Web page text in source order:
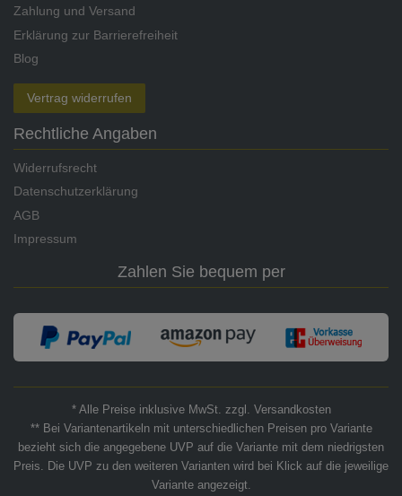
Zahlung und Versand
Erklärung zur Barrierefreiheit
Blog
Vertrag widerrufen
Rechtliche Angaben
Widerrufsrecht
Datenschutzerklärung
AGB
Impressum
Zahlen Sie bequem per
* Alle Preise inklusive MwSt. zzgl. Versandkosten
** Bei Variantenartikeln mit unterschiedlichen Preisen pro Variante
bezieht sich die angegebene UVP auf die Variante mit dem niedrigsten
Preis. Die UVP zu den weiteren Varianten wird bei Klick auf die jeweilige
Variante angezeigt.